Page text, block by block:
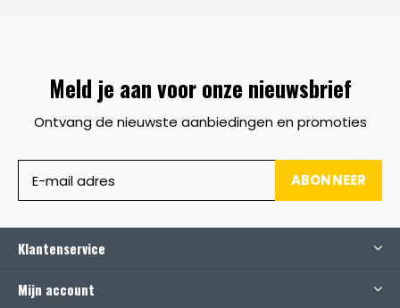
Meld je aan voor onze nieuwsbrief
Ontvang de nieuwste aanbiedingen en promoties
ABONNEER
Klantenservice
Mijn account